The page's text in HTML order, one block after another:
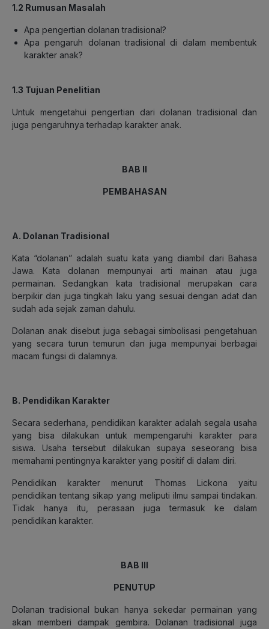
1.2 Rumusan Masalah
Apa pengertian dolanan tradisional?
Apa pengaruh dolanan tradisional di dalam membentuk
karakter anak?
1.3 Tujuan Penelitian
Untuk mengetahui pengertian dari dolanan tradisional dan
juga pengaruhnya terhadap karakter anak.
BAB II
PEMBAHASAN
A. Dolanan Tradisional
Kata “dolanan” adalah suatu kata yang diambil dari Bahasa
Jawa. Kata dolanan mempunyai arti mainan atau juga
permainan. Sedangkan kata tradisional merupakan cara
berpikir dan juga tingkah laku yang sesuai dengan adat dan
sudah ada sejak zaman dahulu.
Dolanan anak disebut juga sebagai simbolisasi pengetahuan
yang secara turun temurun dan juga mempunyai berbagai
macam fungsi di dalamnya.
B. Pendidikan Karakter
Secara sederhana, pendidikan karakter adalah segala usaha
yang bisa dilakukan untuk mempengaruhi karakter para
siswa. Usaha tersebut dilakukan supaya seseorang bisa
memahami pentingnya karakter yang positif di dalam diri.
Pendidikan karakter menurut Thomas Lickona yaitu
pendidikan tentang sikap yang meliputi ilmu sampai tindakan.
Tidak hanya itu, perasaan juga termasuk ke dalam
pendidikan karakter.
BAB III
PENUTUP
Dolanan tradisional bukan hanya sekedar permainan yang
akan memberi dampak gembira. Dolanan tradisional juga